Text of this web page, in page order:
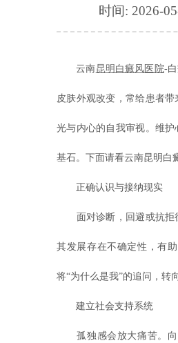
时间: 2026-
云南昆明 白癜风 医院-
皮肤外观改变，常给患者
光与内心的自我审视。维
基石。下面请看云南昆明白
正确认识与接纳现实
面对诊断，回避或抗拒往
其发展存在不确定性，有
将“为什么是我”的追问，转
建立社会支持系统
孤独感会放大痛苦。向